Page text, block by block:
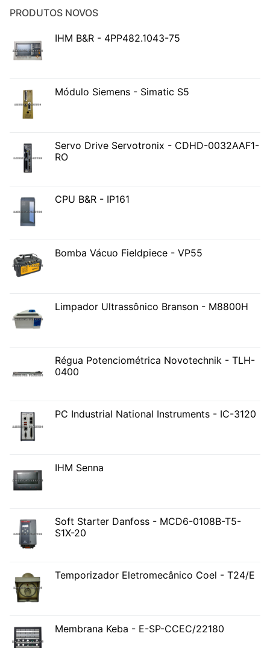
PRODUTOS NOVOS
IHM B&R - 4PP482.1043-75
Módulo Siemens - Simatic S5
Servo Drive Servotronix - CDHD-0032AAF1-
RO
CPU B&R - IP161
Bomba Vácuo Fieldpiece - VP55
Limpador Ultrassônico Branson - M8800H
Régua Potenciométrica Novotechnik - TLH-
0400
PC Industrial National Instruments - IC-3120
IHM Senna
Soft Starter Danfoss - MCD6-0108B-T5-
S1X-20
Temporizador Eletromecânico Coel - T24/E
Membrana Keba - E-SP-CCEC/22180